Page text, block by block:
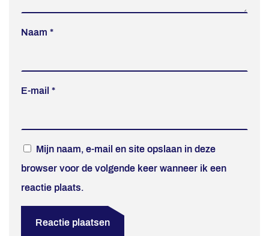
Naam *
E-mail *
Mijn naam, e-mail en site opslaan in deze
browser voor de volgende keer wanneer ik een
reactie plaats.